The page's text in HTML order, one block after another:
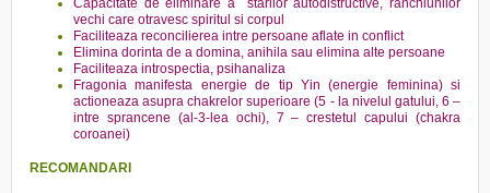
Capacitate de eliminare a starilor autodistructive, ranchiunilor
vechi care otravesc spiritul si corpul
Faciliteaza reconcilierea intre persoane aflate in conflict
Elimina dorinta de a domina, anihila sau elimina alte persoane
Faciliteaza introspectia, psihanaliza
Fragonia manifesta energie de tip Yin (energie feminina) si
actioneaza asupra chakrelor superioare (5 - la nivelul gatului, 6 –
intre sprancene (al-3-lea ochi), 7 – crestetul capului (chakra
coroanei)
RECOMANDARI